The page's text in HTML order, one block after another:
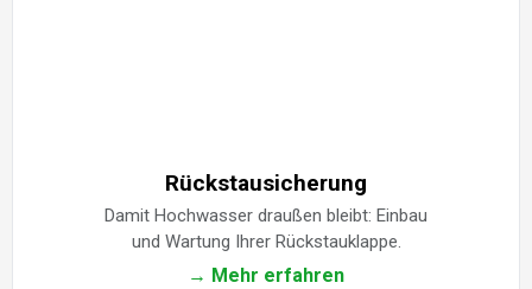
Rückstausicherung
Damit Hochwasser draußen bleibt: Einbau
und Wartung Ihrer Rückstauklappe.
→ Mehr erfahren